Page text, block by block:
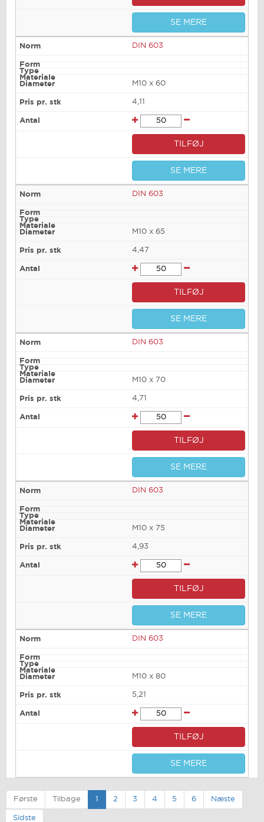
SE MERE
DIN 603
M10 x 60
4,11
TILFØJ
SE MERE
DIN 603
M10 x 65
4,47
TILFØJ
SE MERE
DIN 603
M10 x 70
4,71
TILFØJ
SE MERE
DIN 603
M10 x 75
4,93
TILFØJ
SE MERE
DIN 603
M10 x 80
5,21
TILFØJ
SE MERE
Første Tilbage 1 2 3 4 5 6 Næste
Sidste